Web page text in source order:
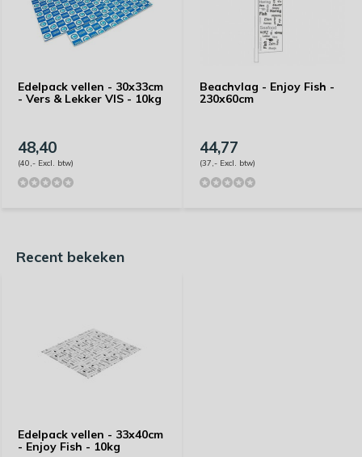
Edelpack vellen - 30x33cm
- Vers & Lekker VIS - 10kg
48,40
(40,- Excl. btw)
Beachvlag - Enjoy Fish -
230x60cm
44,77
(37,- Excl. btw)
Recent bekeken
Edelpack vellen - 33x40cm
- Enjoy Fish - 10kg